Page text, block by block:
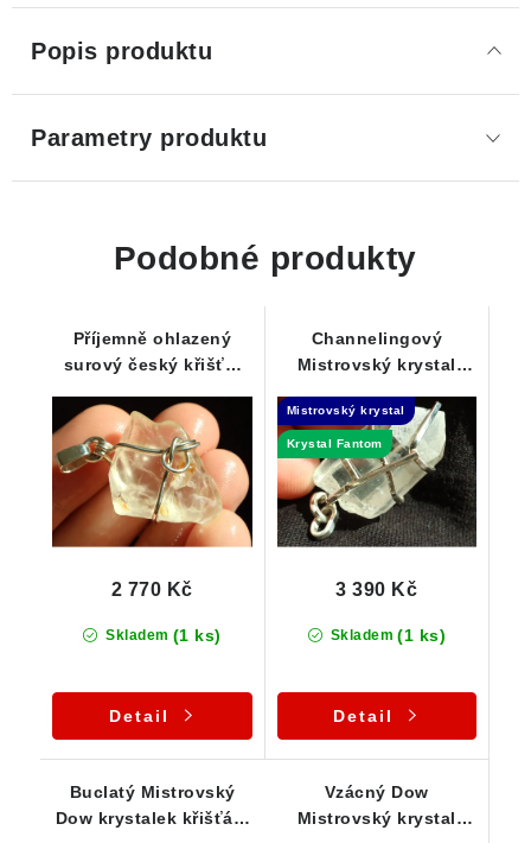
Popis produktu
Parametry produktu
Podobné produkty
Příjemně ohlazený
surový český křišťál
stříbrném přívěsku
Skladem (1 ks)
2 770 Kč
Detail
Channelingový
Mistrovský krystal
Fantomem
Mistrovský krystal
Krystal Fantom
Skladem (1 ks)
3 390 Kč
Detail
Buclatý Mistrovský
Dow krystalek křišťálu
Vzácný Dow
Mistrovský krystal